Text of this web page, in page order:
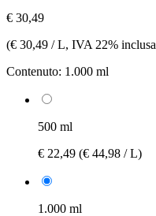
€ 30,49
(€ 30,49 / L, IVA 22% inclusa
Contenuto: 1.000 ml
500 ml
€ 22,49 (€ 44,98 / L)
1.000 ml